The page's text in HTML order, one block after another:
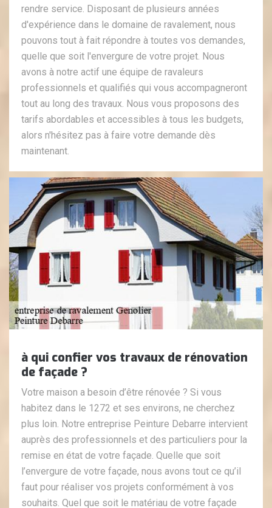
rendre service. Disposant de plusieurs années
d'expérience dans le domaine de ravalement, nous
pouvons tout à fait répondre à toutes vos demandes,
quelle que soit l'envergure de votre projet. Nous
avons à notre actif une équipe de ravaleurs
professionnels et qualifiés qui vous accompagneront
tout au long des travaux. Nous vous proposons des
tarifs abordables et accessibles à tous les budgets,
alors n'hésitez pas à faire votre demande dès
maintenant.
à qui confier vos travaux de rénovation
de façade ?
Votre maison a besoin d’être rénovée ? Si vous
habitez dans le 1272 et ses environs, ne cherchez
plus loin. Notre entreprise Peinture Debarre intervient
auprès des professionnels et des particuliers pour la
remise en état de votre façade. Quelle que soit
l’envergure de votre façade, nous avons tout ce qu’il
faut pour réaliser vos projets conformément à vos
souhaits. Quel que soit le matériau de votre façade